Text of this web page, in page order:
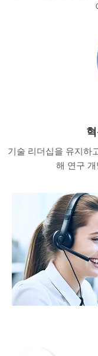
기술 리더십을 유지하
해 연구